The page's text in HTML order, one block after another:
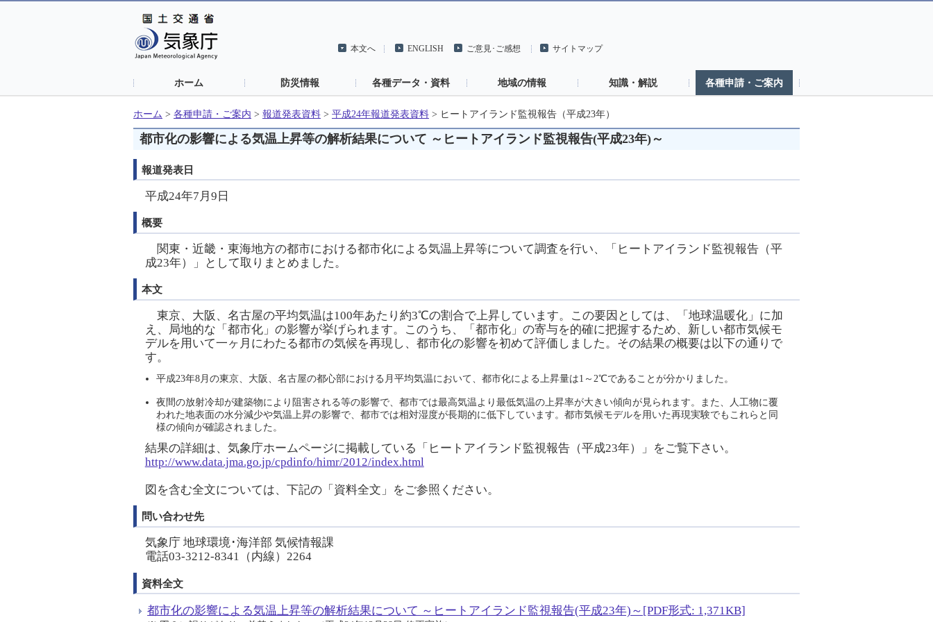
本文へ ENGLISH ご意見･ご感想 サイトマップ
ホーム 防災情報 各種データ・資料 地域の情報 知識・解説 各種申請・ご案内
ホーム > 各種申請・ご案内 > 報道発表資料 > 平成24年報道発表資料 > ヒートアイランド監視報告（平成23年）
都市化の影響による気温上昇等の解析結果について ～ヒートアイランド監視報告(平成23年)～
報道発表日
平成24年7月9日
概要
関東・近畿・東海地方の都市における都市化による気温上昇等について調査を行い、「ヒートアイランド監視報告（平
成23年）」として取りまとめました。
本文
東京、大阪、名古屋の平均気温は100年あたり約3℃の割合で上昇しています。この要因としては、「地球温暖化」に加
え、局地的な「都市化」の影響が挙げられます。このうち、「都市化」の寄与を的確に把握するため、新しい都市気候モ
デルを用いて一ヶ月にわたる都市の気候を再現し、都市化の影響を初めて評価しました。その結果の概要は以下の通りで
す。
平成23年8月の東京、大阪、名古屋の都心部における月平均気温において、都市化による上昇量は1～2℃であることが分かりました。
夜間の放射冷却が建築物により阻害される等の影響で、都市では最高気温より最低気温の上昇率が大きい傾向が見られます。また、人工物に覆
われた地表面の水分減少や気温上昇の影響で、都市では相対湿度が長期的に低下しています。都市気候モデルを用いた再現実験でもこれらと同
様の傾向が確認されました。
結果の詳細は、気象庁ホームページに掲載している「ヒートアイランド監視報告（平成23年）」をご覧下さい。
http://www.data.jma.go.jp/cpdinfo/himr/2012/index.html
図を含む全文については、下記の「資料全文」をご参照ください。
問い合わせ先
気象庁 地球環境･海洋部 気候情報課
電話03-3212-8341（内線）2264
資料全文
都市化の影響による気温上昇等の解析結果について ～ヒートアイランド監視報告(平成23年)～[PDF形式: 1,371KB]